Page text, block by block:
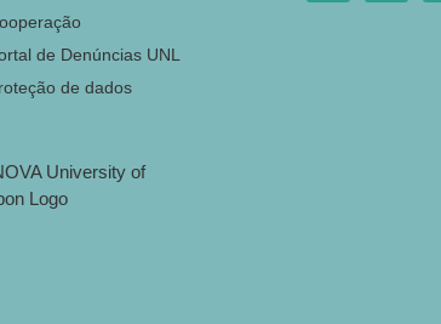
de Denúncias UNL
de dados